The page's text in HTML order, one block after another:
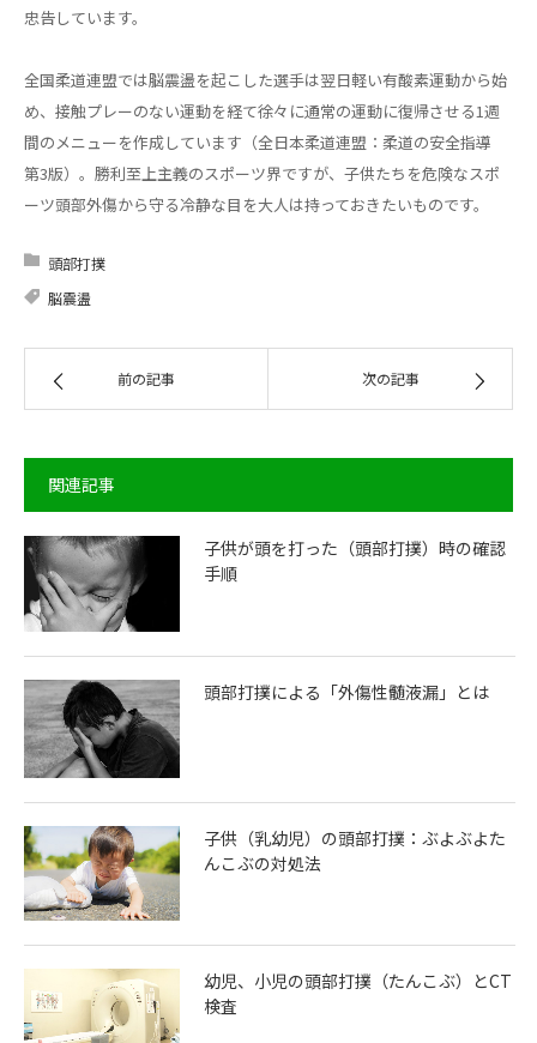
忠告しています。
全国柔道連盟では脳震盪を起こした選手は翌日軽い有酸素運動から始
め、接触プレーのない運動を経て徐々に通常の運動に復帰させる1週
間のメニューを作成しています（全日本柔道連盟：柔道の安全指導
第3版）。勝利至上主義のスポーツ界ですが、子供たちを危険なスポ
ーツ頭部外傷から守る冷静な目を大人は持っておきたいものです。
頭部打撲
脳震盪
前の記事 次の記事
関連記事
子供が頭を打った（頭部打撲）時の確認
手順
頭部打撲による「外傷性髄液漏」とは
子供（乳幼児）の頭部打撲：ぶよぶよた
んこぶの対処法
幼児、小児の頭部打撲（たんこぶ）とCT
検査